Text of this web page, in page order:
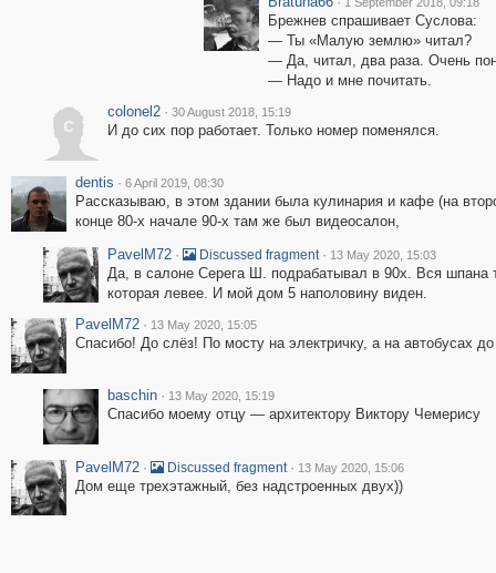
Брежнев спрашивает Суслова:
— Ты «Малую землю» читал?
— Да, читал, два раза. Очень
— Надо и мне почитать.
c
colonel2 · 30 August 2018, 15:19
И до сих пор работает. Только номер поменялся.
dentis · 6 April 2019, 08:30
Рассказываю, в этом здании была кулинария и кафе (на
конце 80-х начале 90-х там же был видеосалон,
PavelM72 · Discussed fragment · 13 May 2020, 15:03
Да, в салоне Серега Ш. подрабатывал в 90х. Вся
которая левее. И мой дом 5 наполовину виден.
PavelM72 · 13 May 2020, 15:05
Спасибо! До слёз! По мосту на электричку, а на автобусах
baschin · 13 May 2020, 15:19
Спасибо моему отцу — архитектору Виктору Чемерису
PavelM72 · Discussed fragment · 13 May 2020, 15:06
Дом еще трехэтажный, без надстроенных двух))